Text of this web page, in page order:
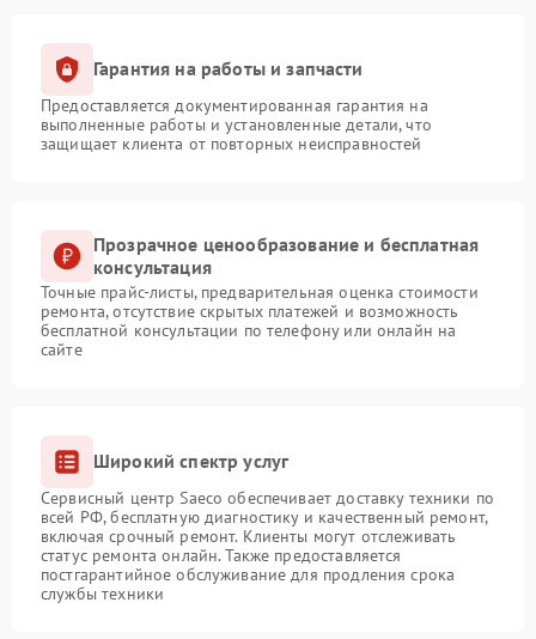
Гарантия на работы и запчасти
Предоставляется документированная гарантия на
выполненные работы и установленные детали, что
защищает клиента от повторных неисправностей
Прозрачное ценообразование и бесплатная
консультация
Точные прайс-листы, предварительная оценка стоимости
ремонта, отсутствие скрытых платежей и возможность
бесплатной консультации по телефону или онлайн на
сайте
Широкий спектр услуг
Сервисный центр Saeco обеспечивает доставку техники по
всей РФ, бесплатную диагностику и качественный ремонт,
включая срочный ремонт. Клиенты могут отслеживать
статус ремонта онлайн. Также предоставляется
постгарантийное обслуживание для продления срока
службы техники